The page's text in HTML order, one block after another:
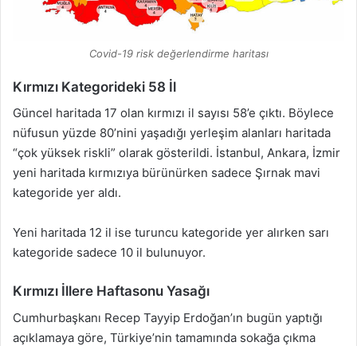
Covid-19 risk değerlendirme haritası
Kırmızı Kategorideki 58 İl
Güncel haritada 17 olan kırmızı il sayısı 58’e çıktı. Böylece
nüfusun yüzde 80’nini yaşadığı yerleşim alanları haritada
“çok yüksek riskli” olarak gösterildi. İstanbul, Ankara, İzmir
yeni haritada kırmızıya bürünürken sadece Şırnak mavi
kategoride yer aldı.
Yeni haritada 12 il ise turuncu kategoride yer alırken sarı
kategoride sadece 10 il bulunuyor.
Kırmızı İllere Haftasonu Yasağı
Cumhurbaşkanı Recep Tayyip Erdoğan’ın bugün yaptığı
açıklamaya göre, Türkiye’nin tamamında sokağa çıkma